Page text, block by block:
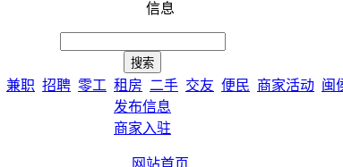
信息
兼职 招聘 零工 租房 二手 交友 便民 商家活动 闽
发布信息
商家入驻
网站首页